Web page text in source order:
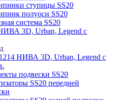
ступицы SS20
полуоси SS20
система SS20
3D, Urban, Legend c
НИВА 3D, Urban, Legend c
подвески SS20
SS20 передней